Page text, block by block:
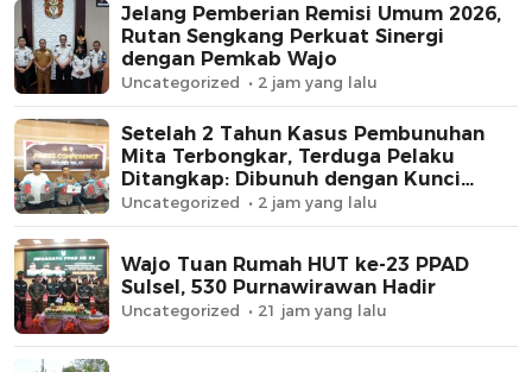
Jelang Pemberian Remisi Umum 2026,
Rutan Sengkang Perkuat Sinergi
dengan Pemkab Wajo
Uncategorized 2 jam yang lalu
Setelah 2 Tahun Kasus Pembunuhan
Mita Terbongkar, Terduga Pelaku
Ditangkap: Dibunuh dengan Kunci
Roda, Uang Rp62 Juta Raib
Uncategorized 2 jam yang lalu
Wajo Tuan Rumah HUT ke-23 PPAD
Sulsel, 530 Purnawirawan Hadir
Uncategorized 21 jam yang lalu